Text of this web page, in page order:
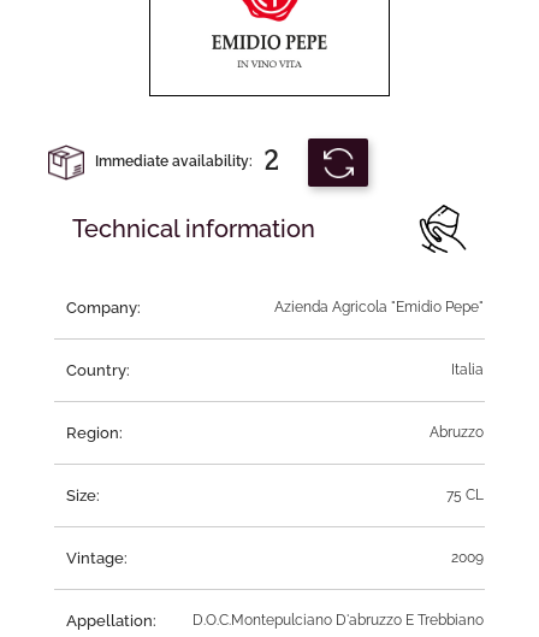
Immediate availability: 2
Technical information
Company: Azienda Agricola "Emidio Pepe"
Country: Italia
Region: Abruzzo
Size: 75 CL
Vintage: 2009
Appellation: D.O.C.Montepulciano D'abruzzo E Trebbiano